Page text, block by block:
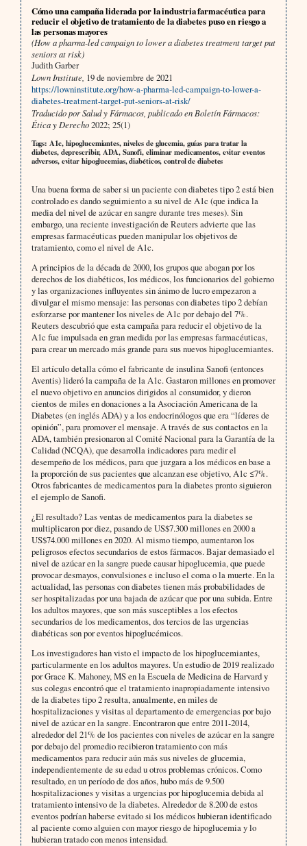
Cómo una campaña liderada por la industria farmacéutica para
reducir el objetivo de tratamiento de la diabetes puso en riesgo a
las personas mayores
(How a pharma-led campaign to lower a diabetes treatment target put
seniors at risk)
Judith Garber
Lown Institute, 19 de noviembre de 2021
https://lowninstitute.org/how-a-pharma-led-campaign-to-lower-a-
diabetes-treatment-target-put-seniors-at-risk/
Traducido por Salud y Fármacos, publicado en Boletín Fármacos:
Ética y Derecho2022; 25(1)
Tags: A1c, hipoglucemiantes, niveles de glucemia, guías para tratar la
diabetes, deprescribir, ADA, Sanofi, eliminar medicamentos, evitar eventos
adversos, evitar hipoglucemias, diabéticos, control de diabetes
Una buena forma de saber si un paciente con diabetes tipo 2 está bien
controlado es dando seguimiento a su nivel de A1c (que indica la
media del nivel de azúcar en sangre durante tres meses). Sin
embargo, una reciente investigación de Reuters advierte que las
empresas farmacéuticas pueden manipular los objetivos de
tratamiento, como el nivel de A1c.
A principios de la década de 2000, los grupos que abogan por los
derechos de los diabéticos, los médicos, los funcionarios del gobierno
y las organizaciones influyentes sin ánimo de lucro empezaron a
divulgar el mismo mensaje: las personas con diabetes tipo 2 debían
esforzarse por mantener los niveles de A1c por debajo del 7%.
Reuters descubrió que esta campaña para reducir el objetivo de la
A1c fue impulsada en gran medida por las empresas farmacéuticas,
para crear un mercado más grande para sus nuevos hipoglucemiantes.
El artículo detalla cómo el fabricante de insulina Sanofi (entonces
Aventis) lideró la campaña de la A1c. Gastaron millones en promover
el nuevo objetivo en anuncios dirigidos al consumidor, y dieron
cientos de miles en donaciones a la Asociación Americana de la
Diabetes (en inglés ADA) y a los endocrinólogos que era “líderes de
opinión”, para promover el mensaje. A través de sus contactos en la
ADA, también presionaron al Comité Nacional para la Garantía de la
Calidad (NCQA), que desarrolla indicadores para medir el
desempeño de los médicos, para que juzgara a los médicos en base a
la proporción de sus pacientes que alcanzan ese objetivo, A1c ≤7%.
Otros fabricantes de medicamentos para la diabetes pronto siguieron
el ejemplo de Sanofi.
¿El resultado? Las ventas de medicamentos para la diabetes se
multiplicaron por diez, pasando de US$7.300 millones en 2000 a
US$74.000 millones en 2020. Al mismo tiempo, aumentaron los
peligrosos efectos secundarios de estos fármacos. Bajar demasiado el
nivel de azúcar en la sangre puede causar hipoglucemia, que puede
provocar desmayos, convulsiones e incluso el coma o la muerte. En la
actualidad, las personas con diabetes tienen más probabilidades de
ser hospitalizadas por una bajada de azúcar que por una subida. Entre
los adultos mayores, que son más susceptibles a los efectos
secundarios de los medicamentos, dos tercios de las urgencias
diabéticas son por eventos hipoglucémicos.
Los investigadores han visto el impacto de los hipoglucemiantes,
particularmente en los adultos mayores. Un estudio de 2019 realizado
por Grace K. Mahoney, MS en la Escuela de Medicina de Harvard y
sus colegas encontró que el tratamiento inapropiadamente intensivo
de la diabetes tipo 2 resulta, anualmente, en miles de
hospitalizaciones y visitas al departamento de emergencias por bajo
nivel de azúcar en la sangre. Encontraron que entre 2011-2014,
alrededor del 21% de los pacientes con niveles de azúcar en la sangre
por debajo del promedio recibieron tratamiento con más
medicamentos para reducir aún más sus niveles de glucemia,
independientemente de su edad u otros problemas crónicos. Como
resultado, en un período de dos años, hubo más de 9.500
hospitalizaciones y visitas a urgencias por hipoglucemia debida al
tratamiento intensivo de la diabetes. Alrededor de 8.200 de estos
eventos podrían haberse evitado si los médicos hubieran identificado
al paciente como alguien con mayor riesgo de hipoglucemia y lo
hubieran tratado con menos intensidad.